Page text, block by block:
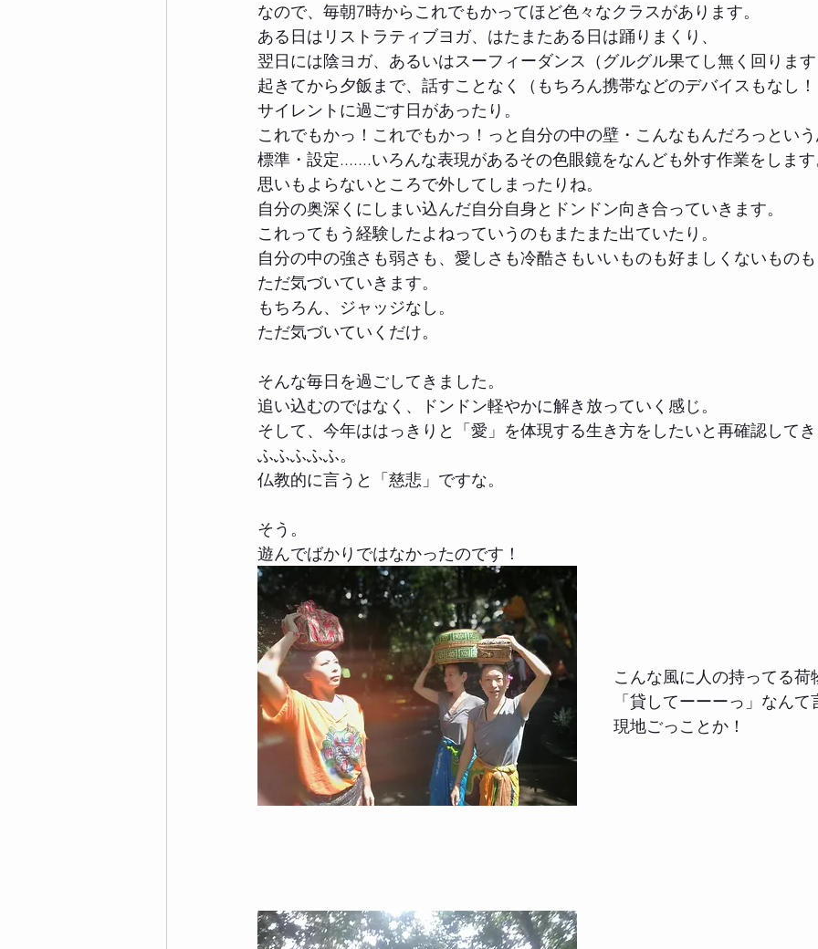
なので、毎朝7時からこれでもかってほど色々なクラスがあります。
ある日はリストラティブヨガ、はたまたある日は踊りまくり、
翌日には陰ヨガ、あるいはスーフィーダンス（グルグル果てし無く回りま
起きてから夕飯まで、話すことなく（もちろん携帯などのデバイスもなし
サイレントに過ごす日があったり。
これでもかっ！これでもかっ！っと自分の中の壁・こんなもんだろっとい
標準・設定.......いろんな表現があるその色眼鏡をなんども外す作業をしま
思いもよらないところで外してしまったりね。
自分の奥深くにしまい込んだ自分自身とドンドン向き合っていきます。
これってもう経験したよねっていうのもまたまた出ていたり。
自分の中の強さも弱さも、愛しさも冷酷さもいいものも好ましくないものも
ただ気づいていきます。
もちろん、ジャッジなし。
ただ気づいていくだけ。
そんな毎日を過ごしてきました。
追い込むのではなく、ドンドン軽やかに解き放っていく感じ。
そして、今年ははっきりと「愛」を体現する生き方をしたいと再確認して
ふふふふふ。
仏教的に言うと「慈悲」ですな。
そう。
遊んでばかりではなかったのです！
こんな風に人の持ってる荷
「貸してーーーっ」なんて
現地ごっことか！